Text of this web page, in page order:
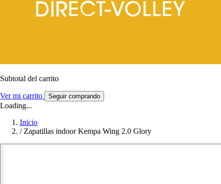
Subtotal del carrito
Ver mi carrito Seguir comprando
Loading...
Inicio
/ Zapatillas indoor Kempa Wing 2.0 Glory